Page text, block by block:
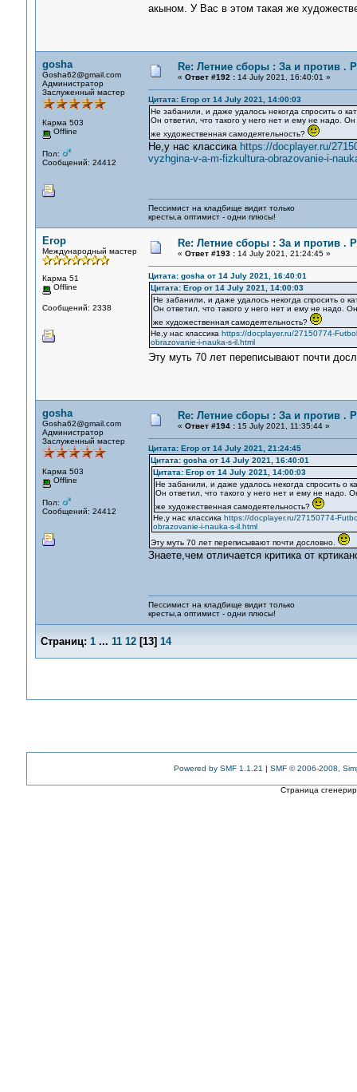
акыном. У Вас в этом такая же
gosha
Gosha62@gmail.com
Администратор
Заслуженный мастер
Карма 503
Offline
Пол:
Сообщений: 24412
Re: Летние сборы : За и против .
« Ответ #192 :14 July 2021, 16:40:01 »
Цитата: Егор от 14 July 2021, 14:00:03
Не забанили, и даже удалось некогда спросить о
Он ответил, что такого у него нет и ему не надо.
же художественная самодеятельность?
Не,у нас классика https://docplayer.ru/
vyzhgina-v-a-m-fizkultura-obrazovanie-i-
Пессимист на кладбище видит только
кресты,а оптимист - одни плюсы!
Егор
Международный мастер
Карма 51
Offline
Сообщений: 2338
Re: Летние сборы : За и против .
« Ответ #193 :14 July 2021, 21:24:45 »
Цитата: gosha от 14 July 2021, 16:40:01
Цитата: Егор от 14 July 2021, 14:00:03
Не забанили, и даже удалось некогда спросить о
Он ответил, что такого у него нет и ему не надо.
же художественная самодеятельность?
Не,у нас классика https://docplayer.ru/27150774-
obrazovanie-i-nauka-s-il.html
Эту муть 70 лет переписывают почти
gosha
Gosha62@gmail.com
Администратор
Заслуженный мастер
Карма 503
Offline
Пол:
Сообщений: 24412
Re: Летние сборы : За и против .
« Ответ #194 :15 July 2021, 11:35:44 »
Цитата: Егор от 14 July 2021, 21:24:45
Цитата: gosha от 14 July 2021, 16:40:01
Цитата: Егор от 14 July 2021, 14:00:03
Не забанили, и даже удалось некогда спросить о
Он ответил, что такого у него нет и ему не надо.
же художественная самодеятельность?
Не,у нас классика https://docplayer.ru/27150774-
obrazovanie-i-nauka-s-il.html
Эту муть 70 лет переписывают почти дословно.
Знаете,чем отличается критика от
Пессимист на кладбище видит только
кресты,а оптимист - одни плюсы!
Страниц: 1 ... 11 12[13] 14
Powered by SMF 1.1.21 | SMF © 2006-2008,
Страница